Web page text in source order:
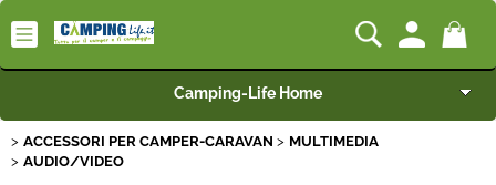
Camping-Life Home
Articoli per Camper e Caravan
ACCESSORI PER CAMPER-CARAVAN
MULTIMEDIA
AUDIO/VIDEO